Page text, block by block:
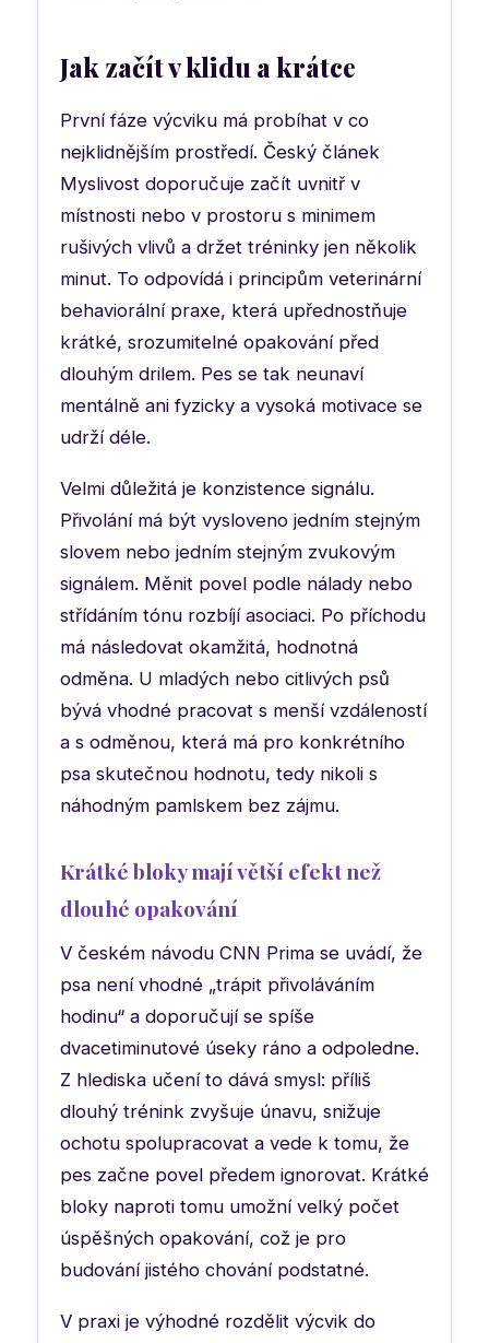
Jak začít v klidu a krátce
První fáze výcviku má probíhat v co
nejklidnějším prostředí. Český článek
Myslivost doporučuje začít uvnitř v
místnosti nebo v prostoru s minimem
rušivých vlivů a držet tréninky jen několik
minut. To odpovídá i principům veterinární
behaviorální praxe, která upřednostňuje
krátké, srozumitelné opakování před
dlouhým drilem. Pes se tak neunaví
mentálně ani fyzicky a vysoká motivace se
udrží déle.
Velmi důležitá je konzistence signálu.
Přivolání má být vysloveno jedním stejným
slovem nebo jedním stejným zvukovým
signálem. Měnit povel podle nálady nebo
střídáním tónu rozbíjí asociaci. Po příchodu
má následovat okamžitá, hodnotná
odměna. U mladých nebo citlivých psů
bývá vhodné pracovat s menší vzdáleností
a s odměnou, která má pro konkrétního
psa skutečnou hodnotu, tedy nikoli s
náhodným pamlskem bez zájmu.
Krátké bloky mají větší efekt než
dlouhé opakování
V českém návodu CNN Prima se uvádí, že
psa není vhodné „trápit přivoláváním
hodinu“ a doporučují se spíše
dvacetiminutové úseky ráno a odpoledne.
Z hlediska učení to dává smysl: příliš
dlouhý trénink zvyšuje únavu, snižuje
ochotu spolupracovat a vede k tomu, že
pes začne povel předem ignorovat. Krátké
bloky naproti tomu umožní velký počet
úspěšných opakování, což je pro
budování jistého chování podstatné.
V praxi je výhodné rozdělit výcvik do